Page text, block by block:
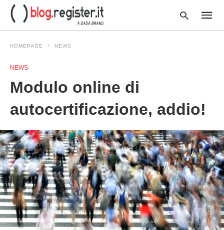
query
and
HOMEPAGE NEWS
NEWS
Modulo online di
autocertificazione, addio!